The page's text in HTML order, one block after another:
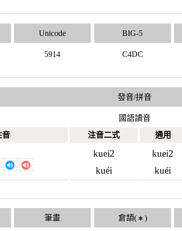
Unicode
5914
BIG-5
C4DC
發音/拼音
國語讀音
音
注音二式 通用
kuei2
kuéi
kuei2
kuéi
筆畫 倉頡( ✱ )